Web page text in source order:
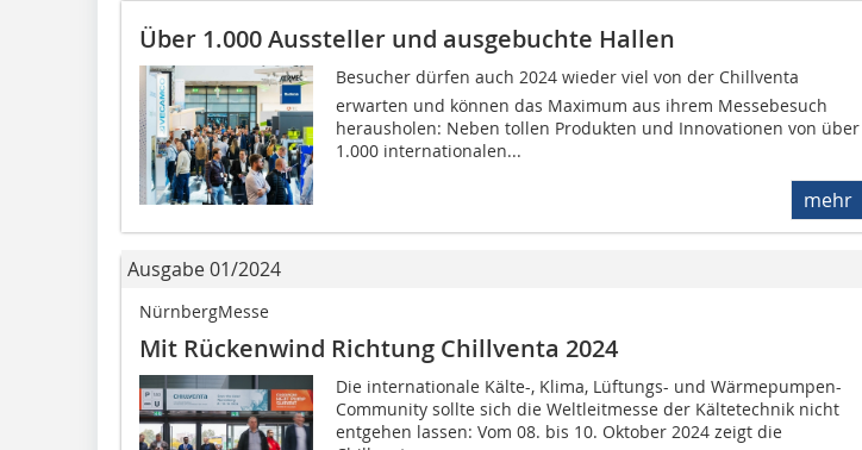
Über 1.000 Aussteller und ausgebuchte Hallen
Besucher dürfen auch 2024 wieder viel von der Chillventa
erwarten und können das Maximum aus ihrem Messebesuch
herausholen: Neben tollen Produkten und Innovationen von über
1.000 internationalen...
mehr
Ausgabe 01/2024
NürnbergMesse
Mit Rückenwind Richtung Chillventa 2024
Die internationale Kälte-, Klima, Lüftungs- und Wärmepumpen-
Community sollte sich die Weltleitmesse der Kältetechnik nicht
entgehen lassen: Vom 08. bis 10. Oktober 2024 zeigt die